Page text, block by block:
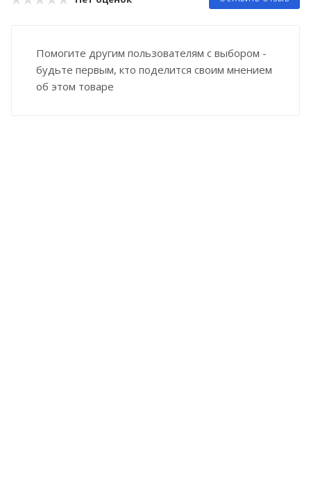
Помогите другим пользователям с выбором -
будьте первым, кто поделится своим мнением
об этом товаре